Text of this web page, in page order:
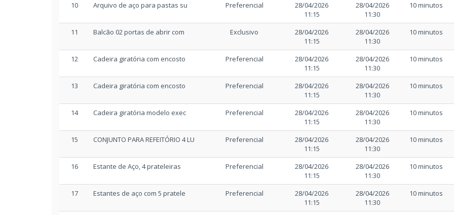
10 Arquivo de aço para pastas su Preferencial
28/04/2026
11:15
28/04/2026
11:30
10 minutos
11 Balcão 02 portas de abrir com Exclusivo
28/04/2026
11:15
28/04/2026
11:30
10 minutos
12 Cadeira giratória com encosto Preferencial
28/04/2026
11:15
28/04/2026
11:30
10 minutos
13 Cadeira giratória com encosto Preferencial
28/04/2026
11:15
28/04/2026
11:30
10 minutos
14 Cadeira giratória modelo exec Preferencial
28/04/2026
11:15
28/04/2026
11:30
10 minutos
15 CONJUNTO PARA REFEITÓRIO 4 LU Preferencial
28/04/2026
11:15
28/04/2026
11:30
10 minutos
16 Estante de Aço, 4 prateleiras Preferencial
28/04/2026
11:15
28/04/2026
11:30
10 minutos
17 Estantes de aço com 5 pratele Preferencial
28/04/2026
11:15
28/04/2026
11:30
10 minutos